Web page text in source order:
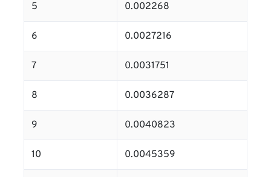
5 0.002268
6 0.0027216
7 0.0031751
8 0.0036287
9 0.0040823
10 0.0045359